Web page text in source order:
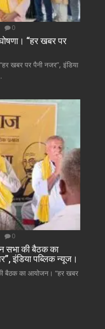
0
“हर खबर पर
खबर पर पैनी नजर”, इंडिया
0
सभा की बैठक का
इंडिया पब्लिक न्यूज।
बैठक का आयोजन। “हर खबर